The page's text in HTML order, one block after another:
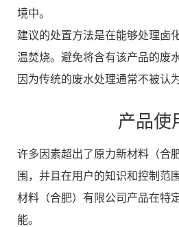
境中。
建议的处置方法是在能够处理卤
温焚烧。避免将含有该产品的废
因为传统的废水处理通常不被认
产品使
许多因素超出了原力新材料（合
围，并且在用户的知识和控制范
材料（合肥）有限公司产品在特
能。